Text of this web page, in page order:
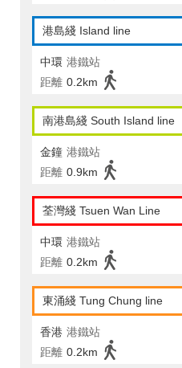
港島綫 Island line
中環 港鐵站
距離 0.2km
南港島綫 South Island line
金鐘 港鐵站
距離 0.9km
荃灣綫 Tsuen Wan Line
中環 港鐵站
距離 0.2km
東涌綫 Tung Chung line
香港 港鐵站
距離 0.2km